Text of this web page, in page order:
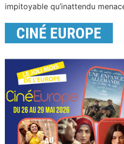
impitoyable qu’inattendu
CINÉ EUROPE